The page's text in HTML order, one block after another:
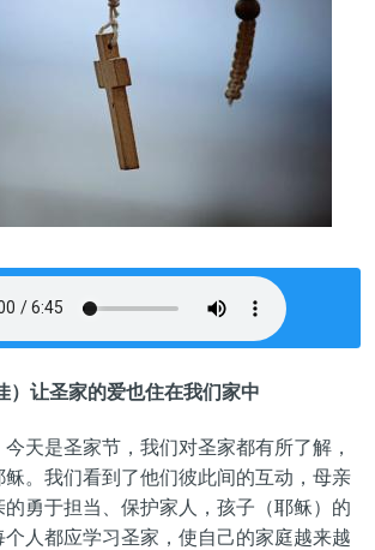
） 让圣家的爱也住在我们家中
天是圣家节，我们对圣家都有所了解，
稣。我们看到了他们彼此间的互动，母亲
勇于担当
保护家人，孩子（耶稣）的
个人都应学习圣家， 使自己的家庭越来越